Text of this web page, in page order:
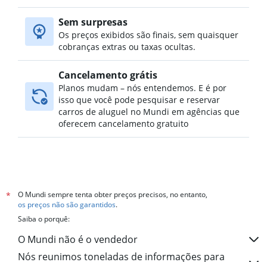
Sem surpresas
Os preços exibidos são finais, sem quaisquer
cobranças extras ou taxas ocultas.
Cancelamento grátis
Planos mudam – nós entendemos. E é por
isso que você pode pesquisar e reservar
carros de aluguel no Mundi em agências que
oferecem cancelamento gratuito
*
O Mundi sempre tenta obter preços precisos, no entanto,
os preços não são garantidos.
Saiba o porquê:
O Mundi não é o vendedor
Nós reunimos toneladas de informações para